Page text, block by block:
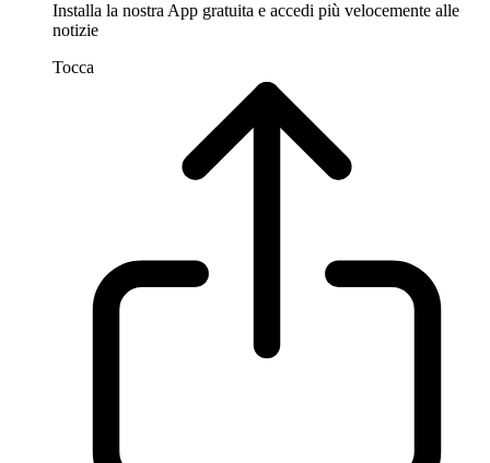
Installa la nostra App gratuita e accedi più velocemente alle
notizie
Tocca